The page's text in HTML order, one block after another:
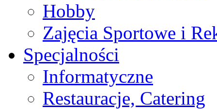
Hobby
Zajęcia Sportowe i
Specjalności
Informatyczne
Restauracje, Catering